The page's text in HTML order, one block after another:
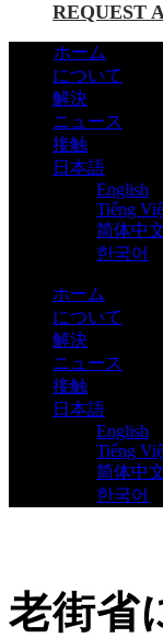
REQUEST
ホーム
について
解決
ニュース
接触
日本語
English
Tiếng
简体中
한국어
ホーム
について
解決
ニュース
接触
日本語
English
Tiếng
简体中
한국어
老街省